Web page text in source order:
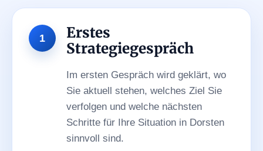
Erstes
Strategiegespräch
Im ersten Gespräch wird geklärt, wo
Sie aktuell stehen, welches Ziel Sie
verfolgen und welche nächsten
Schritte für Ihre Situation in Dorsten
sinnvoll sind.